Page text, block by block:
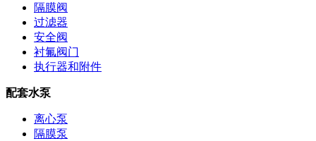
隔膜阀
过滤器
安全阀
衬氟阀门
执行器和附件
配套水泵
离心泵
隔膜泵